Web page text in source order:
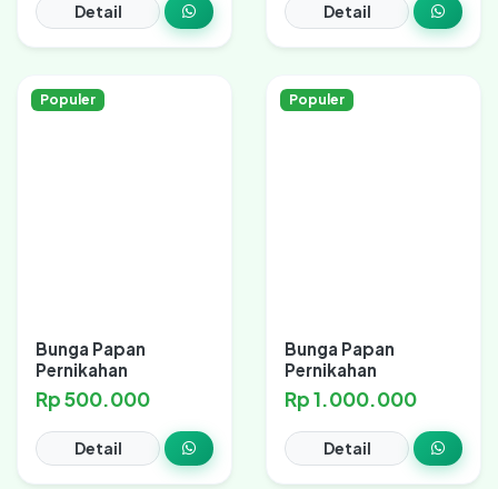
Detail Detail
Populer
Bunga Papan
Pernikahan
Rp 500.000
Detail
Populer
Bunga Papan
Pernikahan
Rp 1.000.000
Detail